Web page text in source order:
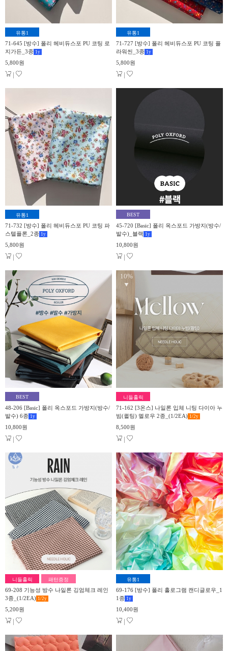
유통1
71-645 [방수] 폴리 헤비듀스포 PU 코팅 로
지가든_3종 1 y
5,800원
|
유통1
71-727 [방수] 폴리 헤비듀스포 PU 코팅 플
라워씬_3종 1 y
5,800원
|
유통1
71-732 [방수] 폴리 헤비듀스포 PU 코팅 파
스텔플론_2종 1 y
5,800원
|
BEST
45-720 [Basic] 폴리 옥스포드 가방지(방수/
발수)_블랙 1 y
10,800원
|
BEST
48-206 [Basic] 폴리 옥스포드 가방지(방수/
발수) 6종 1 y
10,800원
|
10%
▼
니들홀릭
71-162 [3온스] 나일론 입체 니팅 다이아 누
빔(퀼팅) 멜로우 2종_(1/2EA) 1/2y
8,500원
|
15%
▼
니들홀릭 패턴증정
69-208 기능성 방수 나일론 깅엄체크 레인
3종_(1/2EA) 1/2y
5,200원
|
유통1
69-176 [방수] 폴리 홀로그램 캔디글로우_1
1종 1 y
10,400원
|